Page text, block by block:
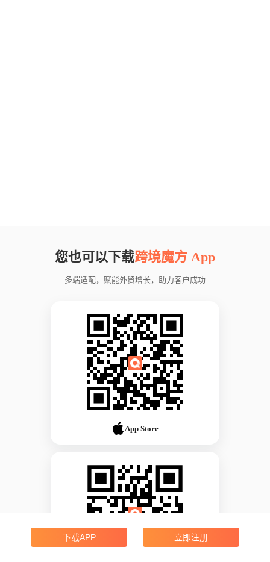
您也可以下载跨境魔方 App
多端适配，赋能外贸增长，助力客户成功
App Store
下载APP 立即注册